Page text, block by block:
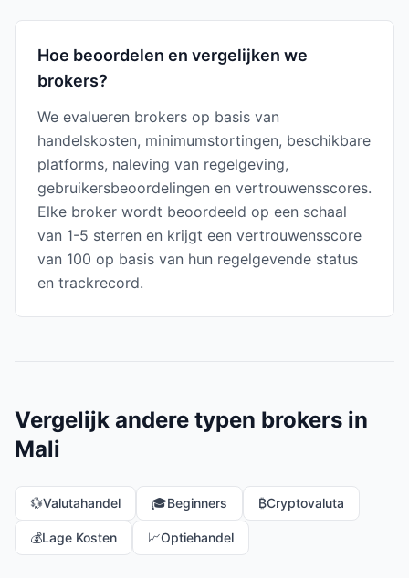
Hoe beoordelen en vergelijken we
brokers?
We evalueren brokers op basis van
handelskosten, minimumstortingen, beschikbare
platforms, naleving van regelgeving,
gebruikersbeoordelingen en vertrouwensscores.
Elke broker wordt beoordeeld op een schaal
van 1-5 sterren en krijgt een vertrouwensscore
van 100 op basis van hun regelgevende status
en trackrecord.
Vergelijk andere typen brokers in
Mali
💱Valutahandel 🎓Beginners ₿Cryptovaluta
💰Lage Kosten 📈Optiehandel